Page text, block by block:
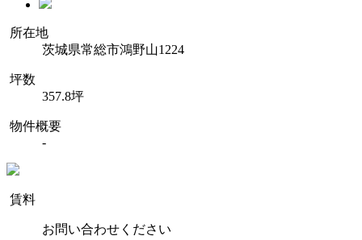
所在地
茨城県常総市鴻野山1224
坪数
357.8坪
物件概要
-
賃料
お問い合わせください